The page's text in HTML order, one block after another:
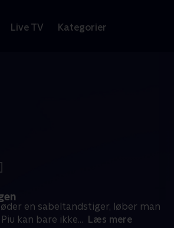
Live TV Kategorier
en sabeltandstiger, løber man
kan bare ikke... Læs mere